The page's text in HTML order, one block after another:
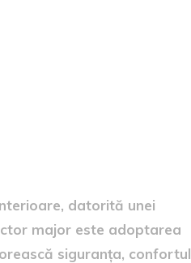
datorită unei
major este adoptarea
siguranța, confortul